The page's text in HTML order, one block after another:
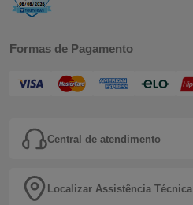
Formas de Pagamento
Central de atendimento
Localizar Assistência Técnica